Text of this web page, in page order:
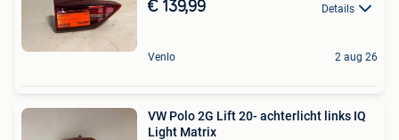
€ 139,99 Details
Venlo 2 aug 26
VW Polo 2G Lift 20- achterlicht links IQ
Light Matrix